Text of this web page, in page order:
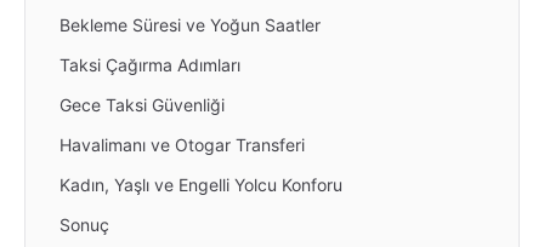
Bekleme Süresi ve Yoğun Saatler
Taksi Çağırma Adımları
Gece Taksi Güvenliği
Havalimanı ve Otogar Transferi
Kadın, Yaşlı ve Engelli Yolcu Konforu
Sonuç